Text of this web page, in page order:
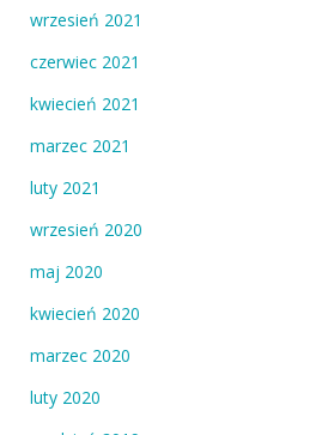
wrzesień 2021
czerwiec 2021
kwiecień 2021
marzec 2021
luty 2021
wrzesień 2020
maj 2020
kwiecień 2020
marzec 2020
luty 2020